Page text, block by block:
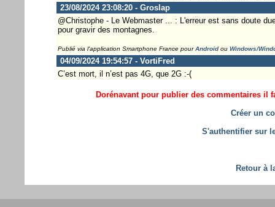
23/08/2024 23:08:20 - Groslap
@Christophe - Le Webmaster ... : L'erreur est sans doute
pour gravir des montagnes.
Publié via l'application Smartphone France pourAndroidou Windows/
04/09/2024 19:54:57 - VortiFred
C’est mort, il n’est pas 4G, que 2G :-(
Dorénavant pour publier des commentaires il
Créer un
S'authentifier sur
Retour à